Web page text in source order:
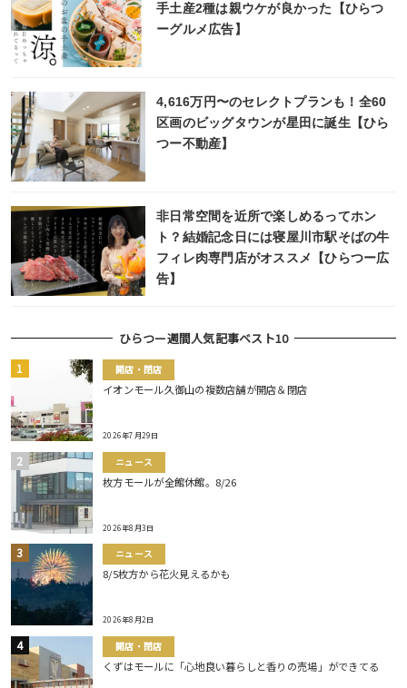
手土産2種は親ウケが良かった【ひらつ
ーグルメ広告】
4,616万円〜のセレクトプランも！全60
区画のビッグタウンが星田に誕生【ひら
つー不動産】
非日常空間を近所で楽しめるってホン
ト？結婚記念日には寝屋川市駅そばの牛
フィレ肉専門店がオススメ【ひらつー広
告】
ひらつー週間人気記事ベスト10
開店・閉店
イオンモール久御山の複数店舗が開店＆閉店
2026年7月29日
ニュース
枚方モールが全館休館。8/26
2026年8月3日
ニュース
8/5枚方から花火見えるかも
2026年8月2日
開店・閉店
くずはモールに「心地良い暮らしと香りの売場」ができてる